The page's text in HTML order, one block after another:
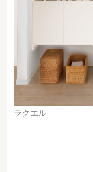
ラクエル